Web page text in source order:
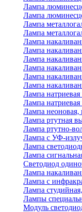
Лампа
Лампа
Лампа
Лампа
Лампа
Лампа
Лампа
Лампа
Лампа
Лампа
Лампа
Лампа натриевая
Лампа
Лампа ртутная
Лампа ртутно-
Лампа с УФ-
Лампа
Лампа
Светодиод
Лампа
Лампа с
Лампа
Лампы
Модуль